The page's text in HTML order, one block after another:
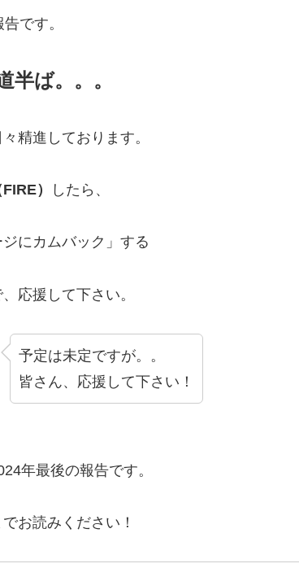
です。
半ば。。。
精進しております。
） したら、
ジにカムバック」する
応援して下さい。
予定は未定ですが。。
皆さん、応援して下さい！
年最後の報告です。
お読みください！